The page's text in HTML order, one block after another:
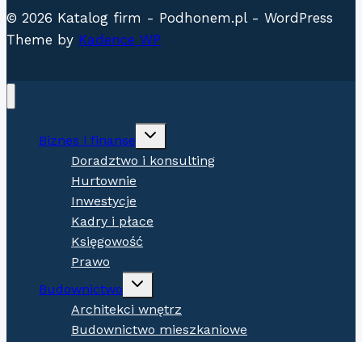
© 2026 Katalog firm - Podhonem.pl - WordPress
Theme by Kadence WP
Biznes i finanse
Expand
menu
Doradztwo i konsulting
Hurtownie
Inwestycje
Kadry i płace
Księgowość
Prawo
Budownictwo
Expand
menu
Architekci wnętrz
Budownictwo mieszkaniowe